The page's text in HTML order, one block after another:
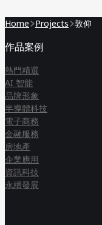
Home Projects 敦仰
作品案例
熱門精選
AI 智能
品牌形象
半導體科技
電子商務
金融服務
房地產
企業應用
資訊科技
永續發展